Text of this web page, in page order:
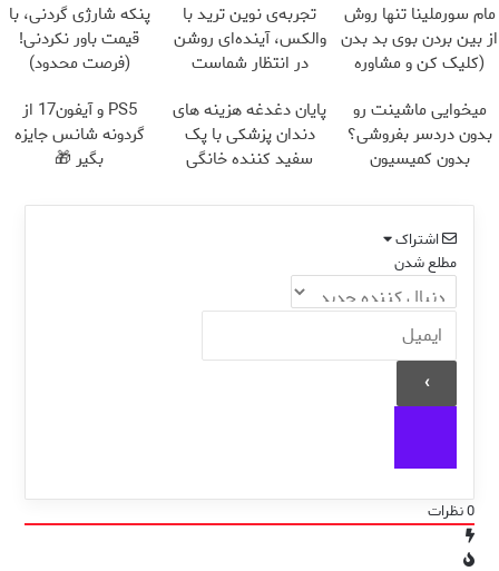
مام سورملینا تنها روش
از بین بردن بوی بد بدن
(کلیک کن و مشاوره
تجربه‌ی نوین ترید با
والکس، آینده‌ای روشن
در انتظار شماست
پنکه شارژی گردنی، با
قیمت باور نکردنی!
(فرصت محدود)
میخوایی ماشینت رو
بدون دردسر بفروشی؟
بدون کمیسیون
پایان دغدغه هزینه های
دندان پزشکی با پک
سفید کننده خانگی
PS5 و آیفون17 از
گردونه شانس جایزه
بگیر 🎁
اشتراک
مطلع شدن
0نظرات